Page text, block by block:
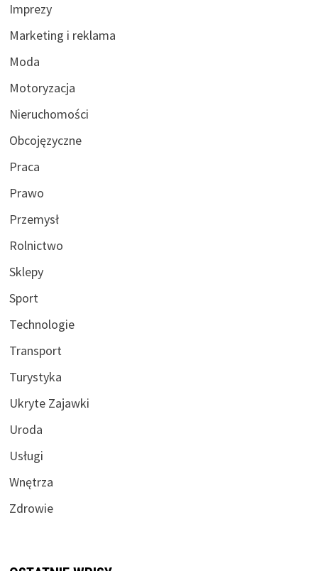
Imprezy
Marketing i reklama
Moda
Motoryzacja
Nieruchomości
Obcojęzyczne
Praca
Prawo
Przemysł
Rolnictwo
Sklepy
Sport
Technologie
Transport
Turystyka
Ukryte Zajawki
Uroda
Usługi
Wnętrza
Zdrowie